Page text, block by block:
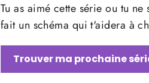
Tu as aimé cette série ou tu
fait un schéma qui t'aidera à
Trouver ma prochaine